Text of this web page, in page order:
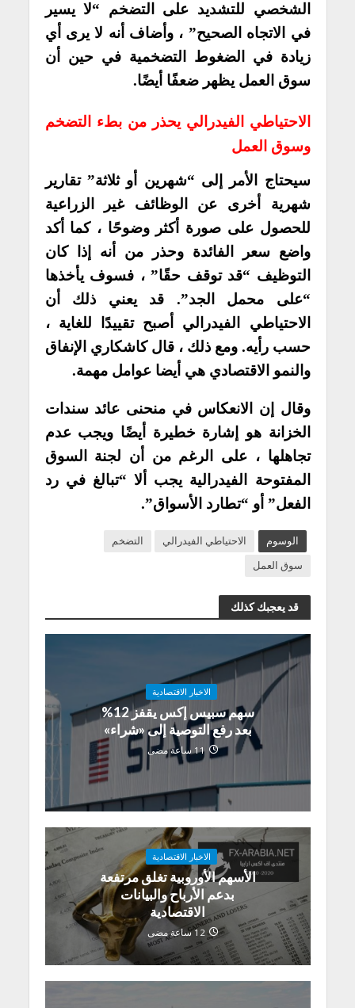
الشخصي للتشديد على التضخم “لا يسير
في الاتجاه الصحيح” ، وأضاف أنه لا يرى أي
زيادة في الضغوط التضخمية في حين أن
سوق العمل يظهر ضعفًا أيضًا.
الاحتياطي الفيدرالي يحذر من بطء التضخم
وسوق العمل
سيحتاج الأمر إلى “شهرين أو ثلاثة” تقارير
شهرية أخرى عن الوظائف غير الزراعية
للحصول على صورة أكثر وضوحًا ، كما أكد
واضع سعر الفائدة وحذر من أنه إذا كان
التوظيف “قد توقف حقًا” ، فسوف يأخذها
“على محمل الجد”. قد يعني ذلك أن
الاحتياطي الفيدرالي أصبح تقييدًا للغاية ،
حسب رأيه. ومع ذلك ، قال كاشكاري الإنفاق
والنمو الاقتصادي هي أيضا عوامل مهمة.
وقال إن الانعكاس في منحنى عائد سندات
الخزانة هو إشارة خطيرة أيضًا ويجب عدم
تجاهلها ، على الرغم من أن لجنة السوق
المفتوحة الفيدرالية يجب ألا “تبالغ في رد
الفعل” أو “تطارد الأسواق”.
الوسوم الاحتياطي الفيدرالي
التضخم
سوق العمل
قد يعجبك كذلك
الاخبار الاقتصادية
سهم سبيس إكس يقفز 12%
بعد رفع التوصية إلى «شراء»
11 ساعة مضى
الاخبار الاقتصادية
الأسهم الأوروبية تغلق مرتفعة
بدعم الأرباح والبيانات
الاقتصادية
12 ساعة مضى